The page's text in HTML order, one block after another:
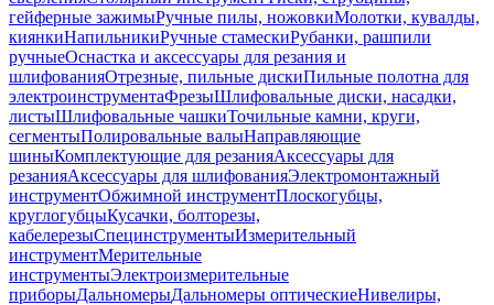
гейферные зажимыРучные пилы, ножовкиМолотки, кувалды,
киянкиНапильникиРучные стамескиРубанки, рашпили
ручныеОснастка и аксессуары для резания и
шлифованияОтрезные, пильные дискиПильные полотна для
электроинструментаФрезыШлифовальные диски, насадки,
листыШлифовальные чашкиТочильные камни, круги,
сегментыПолировальные валыНаправляющие
шиныКомплектующие для резанияАксессуары для
резанияАксессуары для шлифованияЭлектромонтажный
инструментОбжимной инструментПлоскогубцы,
круглогубцыКусачки, болторезы,
кабелерезыСпецинструментыИзмерительный
инструментМерительные
инструментыЭлектроизмерительные
приборыДальномерыДальномеры оптическиеНивелиры,